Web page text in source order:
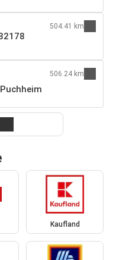
504.41 km
506.24 km
Kaufland